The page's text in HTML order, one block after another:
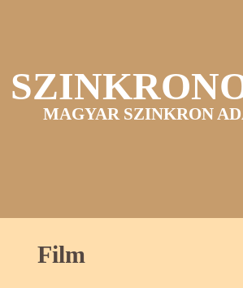
MAGYAR SZINKRON
Film